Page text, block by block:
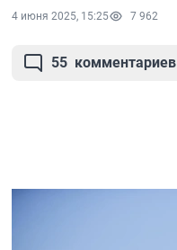
4 июня 2025, 15:25 7 962
55 комментариев